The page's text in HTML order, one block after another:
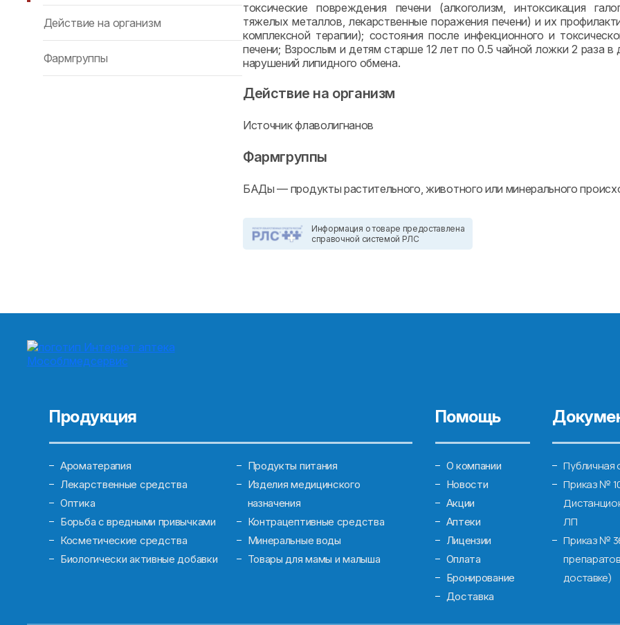
Действие на организм
Фармгруппы
токсические повреждения печени (алкоголизм, интоксикация
тяжелых металлов, лекарственные поражения печени) и их
комплексной терапии); состояния после инфекционного и
печени; Взрослым и детям старше 12 лет по 0.5 чайной ложки 2 раза
нарушений липидного обмена.
Действие на организм
Источник флаволигнанов
Фармгруппы
БАДы — продукты растительного, животного или минерального
Информация о товаре предоставлена
справочной системой РЛС
Продукция
Ароматерапия
Лекарственные средства
Оптика
Борьба с вредными привычками
Косметические средства
Биологически активные добавки
Продукты питания
Изделия медицинского
назначения
Контрацептивные средства
Минеральные воды
Товары для мамы и малыша
Помощь
О компании
Новости
Акции
Аптеки
Лицензии
Оплата
Бронирование
Доставка
Публичная
Приказ №
ЛП
Приказ №
доставке)